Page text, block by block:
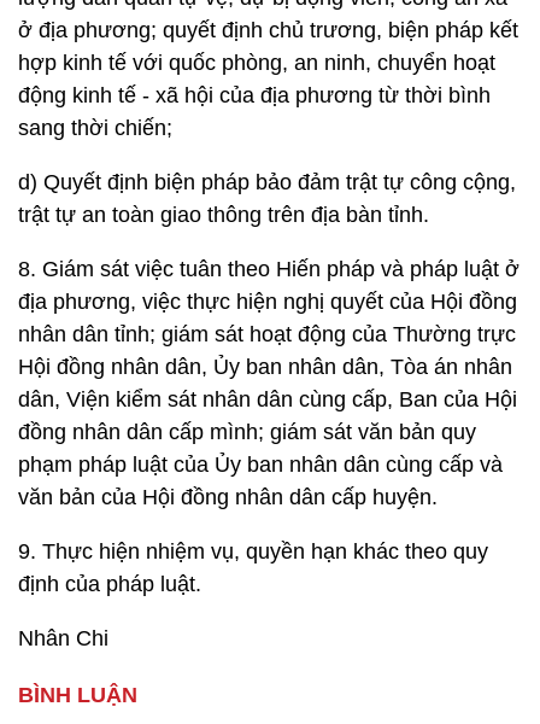
ở địa phương; quyết định chủ trương, biện pháp kết
hợp kinh tế với quốc phòng, an ninh, chuyển hoạt
động kinh tế - xã hội của địa phương từ thời bình
sang thời chiến;
d) Quyết định biện pháp bảo đảm trật tự công cộng,
trật tự an toàn giao thông trên địa bàn tỉnh.
8. Giám sát việc tuân theo Hiến pháp và pháp luật ở
địa phương, việc thực hiện nghị quyết của Hội đồng
nhân dân tỉnh; giám sát hoạt động của Thường trực
Hội đồng nhân dân, Ủy ban nhân dân, Tòa án nhân
dân, Viện kiểm sát nhân dân cùng cấp, Ban của Hội
đồng nhân dân cấp mình; giám sát văn bản quy
phạm pháp luật của Ủy ban nhân dân cùng cấp và
văn bản của Hội đồng nhân dân cấp huyện.
9. Thực hiện nhiệm vụ, quyền hạn khác theo quy
định của pháp luật.
Nhân Chi